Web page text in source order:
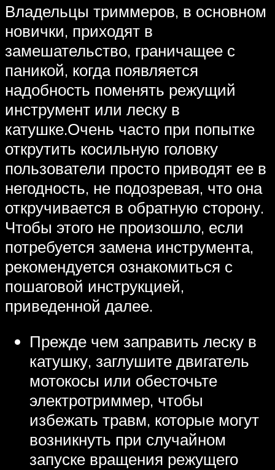
Владельцы триммеров, в основном
новички, приходят в
замешательство, граничащее с
паникой, когда появляется
надобность поменять режущий
инструмент или леску в
катушке.Очень часто при попытке
открутить косильную головку
пользователи просто приводят ее в
негодность, не подозревая, что она
откручивается в обратную сторону.
Чтобы этого не произошло, если
потребуется замена инструмента,
рекомендуется ознакомиться с
пошаговой инструкцией,
приведенной далее.
Прежде чем заправить леску в
катушку, заглушите двигатель
мотокосы или обесточьте
электротриммер, чтобы
избежать травм, которые могут
возникнуть при случайном
запуске вращения режущего